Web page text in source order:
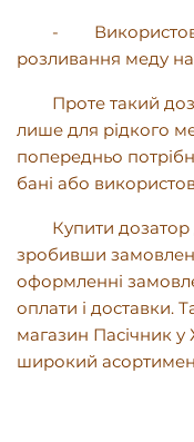
-
розливання меду
Проте такий
лише для рідкого
попередньо
бані або
Купити дозатор
зробивши
оформленні
оплати і доставки.
магазин Пасічник
широкий